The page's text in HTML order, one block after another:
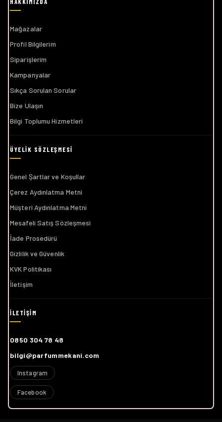
Mağazalar
Profil Bilgilerim
Siparişlerim
Kampanyalar
Sıkça Sorulan Sorular
Bize Ulaşın
Bilgi Toplumu Hizmetleri
Genel Şartlar ve Koşullar
Çerez Aydınlatma Metni
Müşteri Aydınlatma Metni
Mesafeli Satış Sözleşmesi
İade Prosedürü
Gizlilik ve Güvenlik
KVK Politikası
İletişim
0850 304 78 48
bilgi@parfummekani.com
Instagram
Facebook